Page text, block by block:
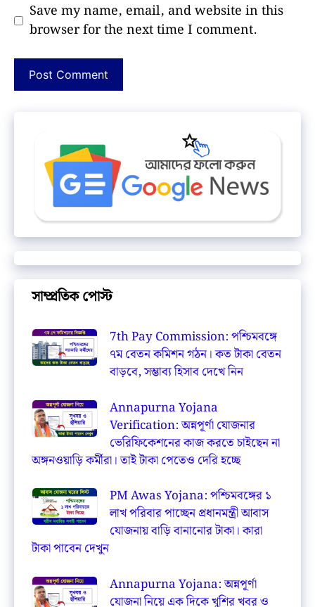
Save my name, email, and website in this
browser for the next time I comment.
সাম্প্রতিক পোস্ট
7th Pay Commission: পশ্চিমবঙ্গে
৭ম বেতন কমিশন গঠন। কত টাকা বেতন
বাড়বে, সম্ভাব্য হিসাব দেখে নিন
Annapurna Yojana
Verification: অন্নপূর্ণা যোজনার
ভেরিফিকেশনের কাজ করতে চাইছেন না
অঙ্গনওয়াড়ি কর্মীরা। তাই টাকা পেতেও দেরি হচ্ছে
PM Awas Yojana: পশ্চিমবঙ্গের ১
লাখ পরিবার পাচ্ছেন প্রধানমন্ত্রী আবাস
যোজনায় বাড়ি বানানোর টাকা। কারা
টাকা পাবেন দেখুন
Annapurna Yojana: অন্নপূর্ণা
যোজনা নিয়ে এক দিকে খুশির খবর ও